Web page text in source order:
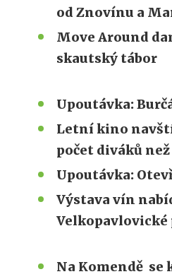
od Znovínu a
Move Around
skautský tábor
Upoutávka:
Letní kino
počet diváků
Upoutávka:
Výstava vín
Velkopavlovické
Na Komendě se